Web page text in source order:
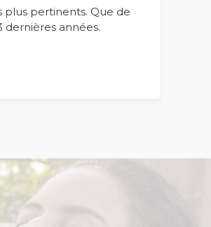
plus pertinents. Que de
dernières années.